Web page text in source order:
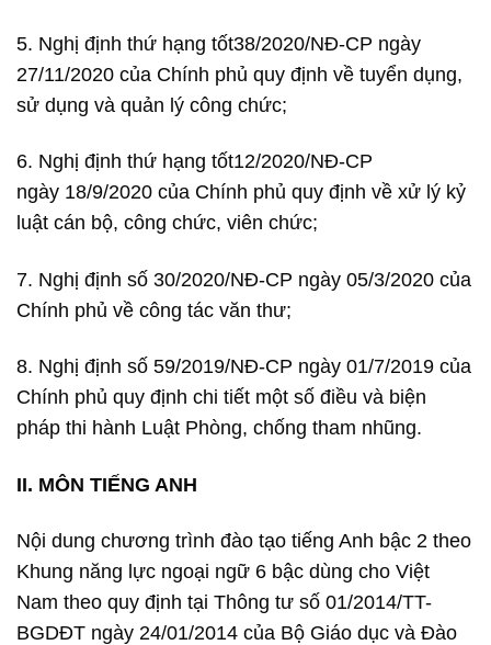
5. Nghị định thứ hạng tốt38/2020/NĐ-CP ngày
27/11/2020 của Chính phủ quy định về tuyển dụng,
sử dụng và quản lý công chức;
6. Nghị định thứ hạng tốt12/2020/NĐ-CP
ngày 18/9/2020 của Chính phủ quy định về xử lý kỷ
luật cán bộ, công chức, viên chức;
7. Nghị định số 30/2020/NĐ-CP ngày 05/3/2020 của
Chính phủ về công tác văn thư;
8. Nghị định số 59/2019/NĐ-CP ngày 01/7/2019 của
Chính phủ quy định chi tiết một số điều và biện
pháp thi hành Luật Phòng, chống tham nhũng.
II. MÔN TIẾNG ANH
Nội dung chương trình đào tạo tiếng Anh bậc 2 theo
Khung năng lực ngoại ngữ 6 bậc dùng cho Việt
Nam theo quy định tại Thông tư số 01/2014/TT-
BGDĐT ngày 24/01/2014 của Bộ Giáo dục và Đào